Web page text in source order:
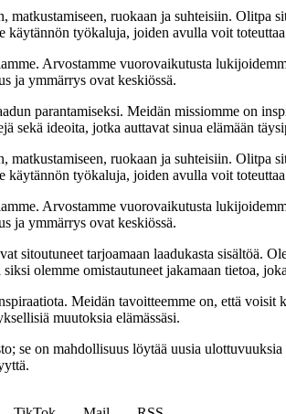
ruokaan ja suhteisiin. Olitpa
työkaluja, joiden avulla voit
Arvostamme vuorovaikutusta
ja ymmärrys ovat keskiössä.
parantamiseksi. Meidän missiomme on
sekä ideoita, jotka auttavat sinua elämään
ruokaan ja suhteisiin. Olitpa
työkaluja, joiden avulla voit
Arvostamme vuorovaikutusta
ja ymmärrys ovat keskiössä.
tarjoamaan laadukasta sisältöä.
olemme omistautuneet jakamaan tietoa,
Meidän tavoitteemme on, että
muutoksia elämässäsi.
on mahdollisuus löytää uusia